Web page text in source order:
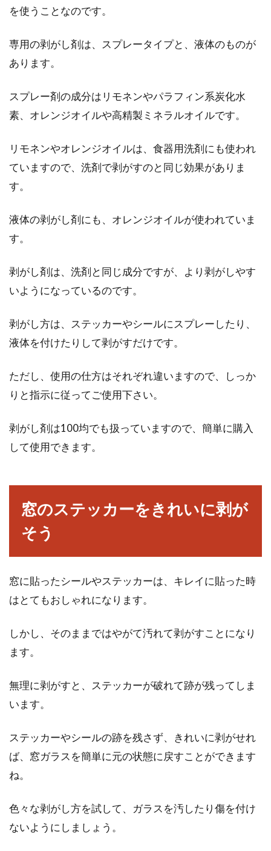
を使うことなのです。
専用の剥がし剤は、スプレータイプと、液体のものが
あります。
スプレー剤の成分はリモネンやパラフィン系炭化水
素、オレンジオイルや高精製ミネラルオイルです。
リモネンやオレンジオイルは、食器用洗剤にも使われ
ていますので、洗剤で剥がすのと同じ効果がありま
す。
液体の剥がし剤にも、オレンジオイルが使われていま
す。
剥がし剤は、洗剤と同じ成分ですが、より剥がしやす
いようになっているのです。
剥がし方は、ステッカーやシールにスプレーしたり、
液体を付けたりして剥がすだけです。
ただし、使用の仕方はそれぞれ違いますので、しっか
りと指示に従ってご使用下さい。
剥がし剤は100均でも扱っていますので、簡単に購入
して使用できます。
窓のステッカーをきれいに剥が
そう
窓に貼ったシールやステッカーは、キレイに貼った時
はとてもおしゃれになります。
しかし、そのままではやがて汚れて剥がすことになり
ます。
無理に剥がすと、ステッカーが破れて跡が残ってしま
います。
ステッカーやシールの跡を残さず、きれいに剥がせれ
ば、窓ガラスを簡単に元の状態に戻すことができます
ね。
色々な剥がし方を試して、ガラスを汚したり傷を付け
ないようにしましょう。